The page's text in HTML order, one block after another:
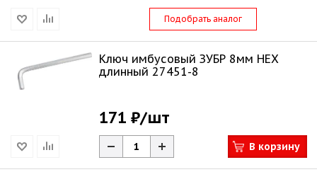
Подобрать аналог
Ключ имбусовый ЗУБР 8мм HEX
длинный 27451-8
171 ₽/шт
В корзину